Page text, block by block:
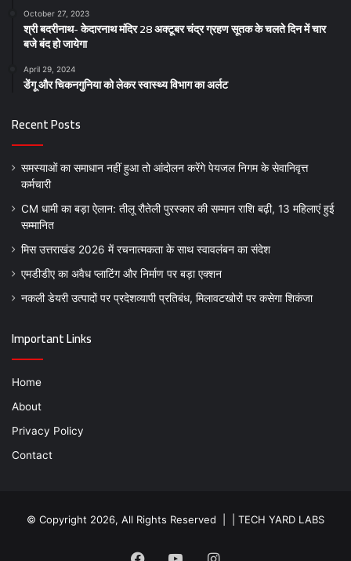
October 27, 2023
श्री बदरीनाथ- केदारनाथ मंदिर 28 अक्टूबर चंद्र ग्रहण सूतक के चलते दिन में चार
बजे बंद हो जायेगा
April 29, 2024
डेंगू और चिकनगुनिया को लेकर स्वास्थ्य विभाग का अर्लट
Recent Posts
समस्याओं का समाधान नहीं हुआ तो आंदोलन करेंगे पेयजल निगम के सेवानिवृत्त
कर्मचारी
CM धामी का बड़ा ऐलान: तीलू रौतेली पुरस्कार की सम्मान राशि बढ़ी, 13 महिलाएं हुई
सम्मानित
मिस उत्तराखंड 2026 में रचनात्मकता के साथ स्वावलंबन का संदेश
एमडीडीए का अवैध प्लाटिंग और निर्माण पर बड़ा एक्शन
नकली डेयरी उत्पादों पर प्रदेशव्यापी प्रतिबंध, मिलावटखोरों पर कसेगा शिकंजा
Important Links
Home
About
Privacy Policy
Contact
© Copyright 2026, All Rights Reserved | | TECH YARD LABS
Facebook
YouTubeInstagram